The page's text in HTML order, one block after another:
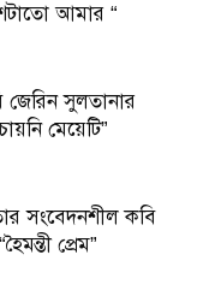
আমার “
জেরিন সুলতানার
মেয়েটি”
সংবেদনশীল কবি
প্রেম”